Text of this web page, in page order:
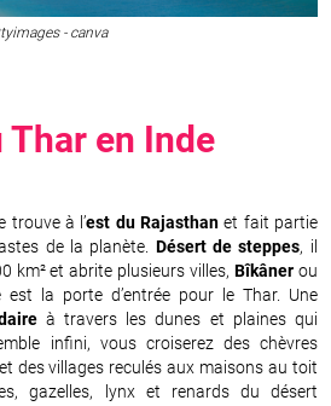
- canva
Thar en Inde
trouve à l’est du Rajasthanet fait partie
de la planète. Désert de steppes, il
km² et abrite plusieurs villes, Bîkânerou
est la porte d’entrée pour le Thar. Une
à travers les dunes et plaines qui
infini, vous croiserez des chèvres
des villages reculés aux maisons au toit
gazelles, lynx et renards du désert